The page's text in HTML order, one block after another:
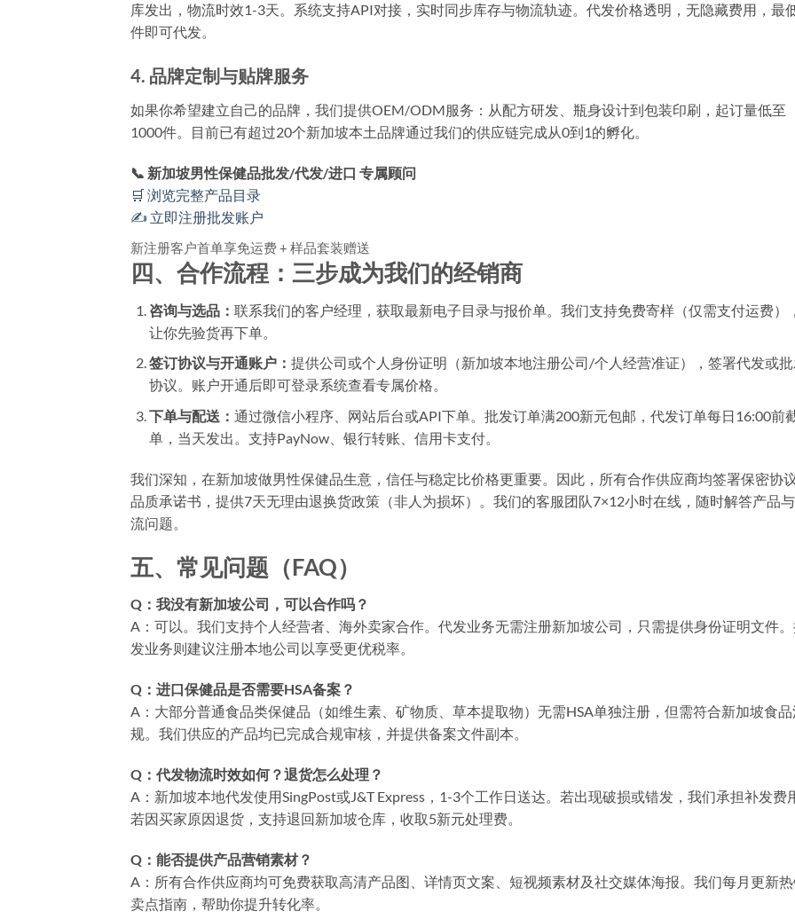
库发出，物流时效1-3天。系统支持API对接，实时同步库存与物流轨迹。代发价格透明，无隐藏费用，最
件即可代发。
4. 品牌定制与贴牌服务
如果你希望建立自己的品牌，我们提供OEM/ODM服务：从配方研发、瓶身设计到包装印刷，起订量低至
1000件。目前已有超过20个新加坡本土品牌通过我们的供应链完成从0到1的孵化。
📞 新加坡男性保健品批发/代发/进口 专属顾问
🛒 浏览完整产品目录
✍️ 立即注册批发账户
新注册客户首单享免运费 + 样品套装赠送
四、合作流程：三步成为我们的经销商
咨询与选品： 联系我们的客户经理，获取最新电子目录与报价单。我们支持免费寄样（仅需支付运费），
让你先验货再下单。
签订协议与开通账户： 提供公司或个人身份证明（新加坡本地注册公司/个人经营准证），签署代发或
协议。账户开通后即可登录系统查看专属价格。
下单与配送： 通过微信小程序、网站后台或API下单。批发订单满200新元包邮，代发订单每日16:00前
单，当天发出。支持PayNow、银行转账、信用卡支付。
我们深知，在新加坡做男性保健品生意， 信任与稳定比价格更重要。因此，所有合作供应商均签署保密协
品质承诺书，提供7天无理由退换货政策（非人为损坏）。我们的客服团队7×12小时在线，随时解答产品
流问题。
五、常见问题（FAQ）
Q：我没有新加坡公司，可以合作吗？
A：可以。我们支持个人经营者、海外卖家合作。代发业务无需注册新加坡公司，只需提供身份证明文件
发业务则建议注册本地公司以享受更优税率。
Q：进口保健品是否需要HSA备案？
A：大部分普通食品类保健品（如维生素、矿物质、草本提取物）无需HSA单独注册，但需符合新加坡食
规。我们供应的产品均已完成合规审核，并提供备案文件副本。
Q：代发物流时效如何？退货怎么处理？
A：新加坡本地代发使用SingPost或J&T Express，1-3个工作日送达。若出现破损或错发，我们承担补发费
若因买家原因退货，支持退回新加坡仓库，收取5新元处理费。
Q：能否提供产品营销素材？
A：所有合作供应商均可免费获取高清产品图、详情页文案、短视频素材及社交媒体海报。我们每月更新
卖点指南，帮助你提升转化率。